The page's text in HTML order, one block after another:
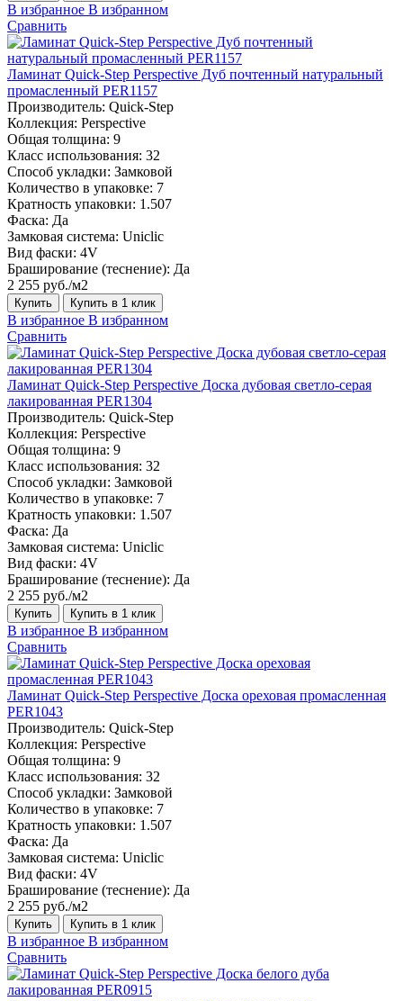
В избранное В избранном
Сравнить
Ламинат Quick-Step Perspective Дуб почтенный натуральный
промасленный PER1157
Производитель: Quick-Step
Коллекция: Perspective
Общая толщина: 9
Класс использования: 32
Способ укладки: Замковой
Количество в упаковке: 7
Кратность упаковки: 1.507
Фаска: Да
Замковая система: Uniclic
Вид фаски: 4V
Браширование (теснение): Да
2 255 руб./м2
Купить Купить в 1 клик
В избранное В избранном
Сравнить
Ламинат Quick-Step Perspective Доска дубовая светло-серая
лакированная PER1304
Производитель: Quick-Step
Коллекция: Perspective
Общая толщина: 9
Класс использования: 32
Способ укладки: Замковой
Количество в упаковке: 7
Кратность упаковки: 1.507
Фаска: Да
Замковая система: Uniclic
Вид фаски: 4V
Браширование (теснение): Да
2 255 руб./м2
Купить Купить в 1 клик
В избранное В избранном
Сравнить
Ламинат Quick-Step Perspective Доска ореховая промасленная
PER1043
Производитель: Quick-Step
Коллекция: Perspective
Общая толщина: 9
Класс использования: 32
Способ укладки: Замковой
Количество в упаковке: 7
Кратность упаковки: 1.507
Фаска: Да
Замковая система: Uniclic
Вид фаски: 4V
Браширование (теснение): Да
2 255 руб./м2
Купить Купить в 1 клик
В избранное В избранном
Сравнить